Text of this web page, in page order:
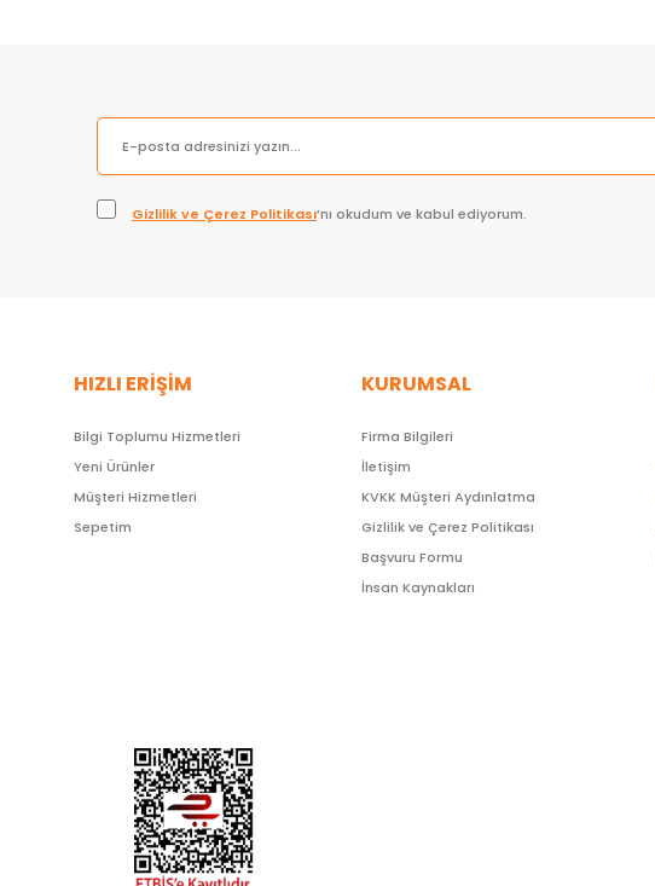
Gizlilik ve Çerez Politikası’nı okudum ve kabul ediyorum.
HIZLI ERİŞİM
Bilgi Toplumu Hizmetleri
Yeni Ürünler
Müşteri Hizmetleri
Sepetim
KURUMSAL
Firma Bilgileri
İletişim
KVKK Müşteri Aydınlatma
Gizlilik ve Çerez Politikası
Başvuru Formu
İnsan Kaynakları